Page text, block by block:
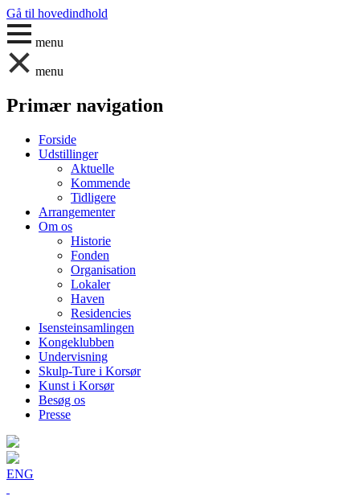
Gå til hovedindhold
menu
menu
Primær navigation
Forside
Udstillinger
Aktuelle
Kommende
Tidligere
Arrangementer
Om os
Historie
Fonden
Organisation
Lokaler
Haven
Residencies
Isensteinsamlingen
Kongeklubben
Undervisning
Skulp-Ture i Korsør
Kunst i Korsør
Besøg os
Presse
ENG